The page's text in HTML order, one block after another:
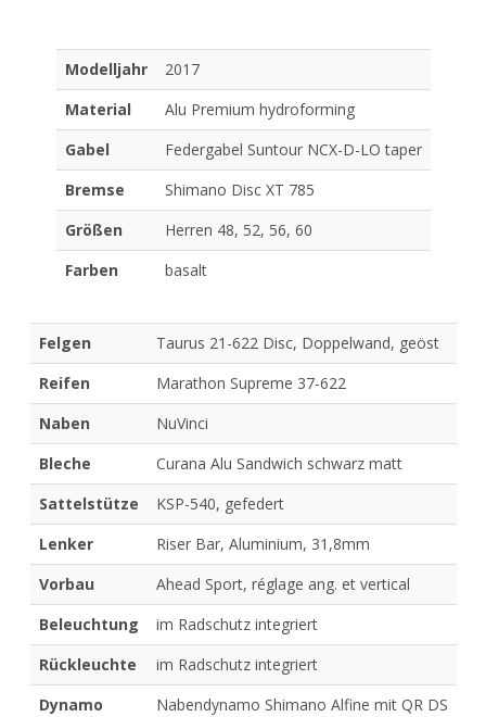
Modelljahr
2017
Material
Alu Premium hydroforming
Gabel
Federgabel Suntour NCX-D-LO taper
Bremse
Shimano Disc XT 785
Größen
Herren 48, 52, 56, 60
Farben
basalt
Felgen
Taurus 21-622 Disc, Doppelwand, geöst
Reifen
Marathon Supreme 37-622
Naben
NuVinci
Bleche
Curana Alu Sandwich schwarz matt
Sattelstütze
KSP-540, gefedert
Lenker
Riser Bar, Aluminium, 31,8mm
Vorbau
Ahead Sport, réglage ang. et vertical
Beleuchtung
im Radschutz integriert
Rückleuchte
im Radschutz integriert
Dynamo
Nabendynamo Shimano Alfine mit QR DS